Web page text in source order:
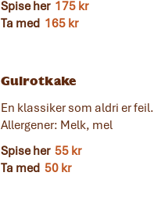
Spise her 175 kr
Ta med 165 kr
Gulrotkake
En klassiker som aldri er feil.
Allergener: Melk, mel
Spise her 55 kr
Ta med 50 kr